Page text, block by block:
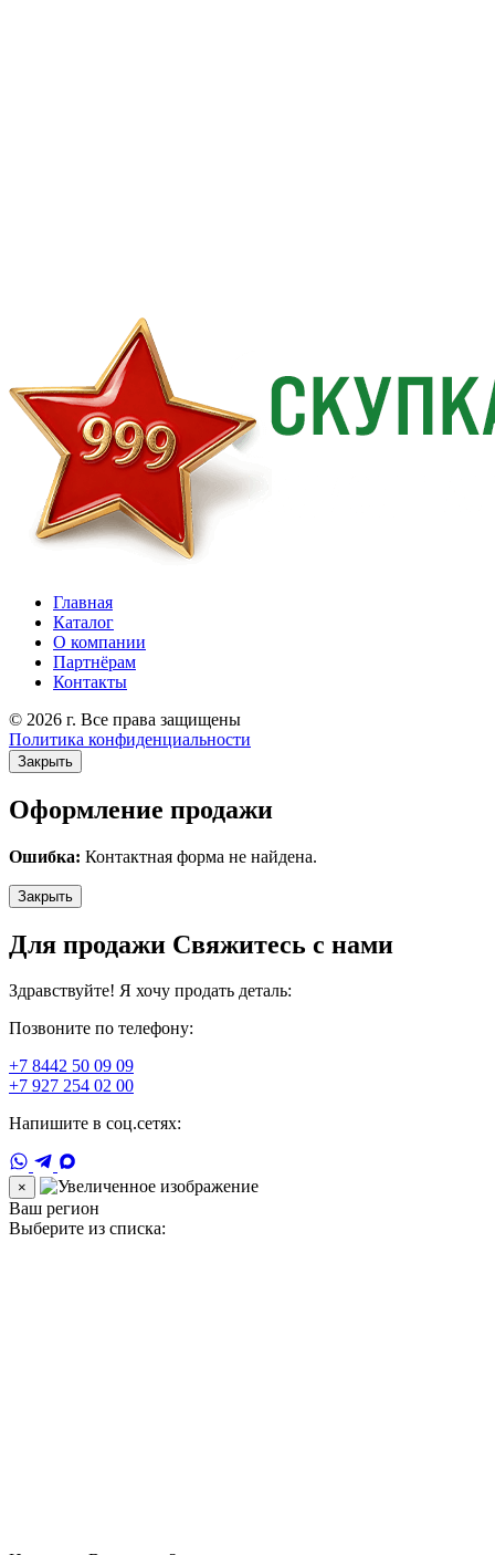
Главная
Каталог
О компании
Партнёрам
Контакты
© 2026 г. Все права защищены
Политика конфиденциальности
Закрыть
Оформление продажи
Ошибка: Контактная форма не найдена.
Закрыть
Для продажи Свяжитесь с нами
Здравствуйте! Я хочу продать деталь:
Позвоните по телефону:
+7 8442 50 09 09
+7 927 254 02 00
Напишите в соц.сетях:
×
Ваш регион
Выберите из списка: